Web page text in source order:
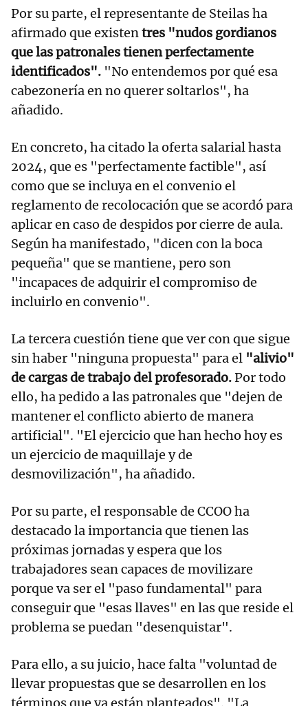
Por su parte, el representante de Steilas ha
afirmado que existentres "nudos gordianos
que las patronales tienen perfectamente
identificados". "No entendemos por qué esa
cabezonería en no querer soltarlos", ha
añadido.
En concreto, ha citado la oferta salarial hasta
2024, que es "perfectamente factible", así
como que se incluya en el convenio el
reglamento de recolocación que se acordó para
aplicar en caso de despidos por cierre de aula.
Según ha manifestado, "dicen con la boca
pequeña" que se mantiene, pero son
"incapaces de adquirir el compromiso de
incluirlo en convenio".
La tercera cuestión tiene que ver con que sigue
sin haber "ninguna propuesta" para el "alivio"
de cargas de trabajo del profesorado.Por todo
ello, ha pedido a las patronales que "dejen de
mantener el conflicto abierto de manera
artificial". "El ejercicio que han hecho hoy es
un ejercicio de maquillaje y de
desmovilización", ha añadido.
Por su parte, el responsable de CCOO ha
destacado la importancia que tienen las
próximas jornadas y espera que los
trabajadores sean capaces de movilizare
porque va ser el "paso fundamental" para
conseguir que "esas llaves" en las que reside el
problema se puedan "desenquistar".
Para ello, a su juicio, hace falta "voluntad de
llevar propuestas que se desarrollen en los